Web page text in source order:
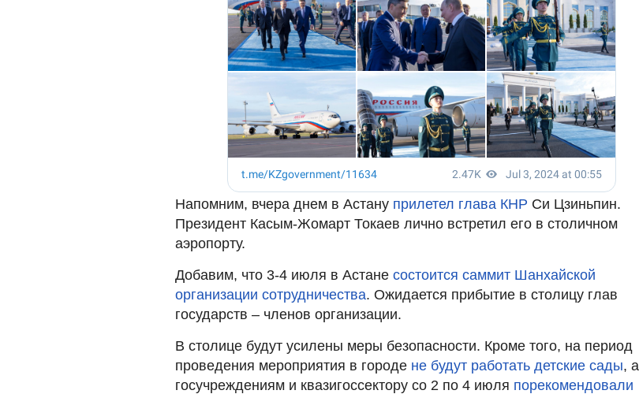
Напомним, вчера днем в Астану прилетел глава КНР Си Цзиньпин.
Президент Касым-Жомарт Токаев лично встретил его в столичном
аэропорту.
Добавим, что 3-4 июля в Астане состоится саммит Шанхайской
организации сотрудничества. Ожидается прибытие в столицу глав
государств – членов организации.
В столице будут усилены меры безопасности. Кроме того, на период
проведения мероприятия в городе не будут работать детские сады, а
госучреждениям и квазигоссектору со 2 по 4 июля порекомендовали